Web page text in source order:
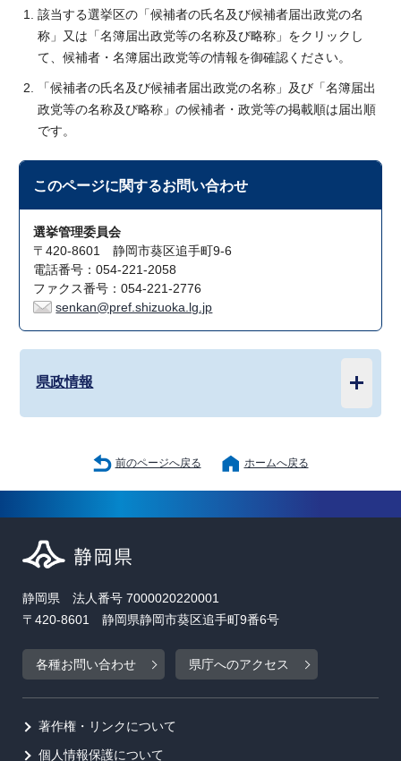
該当する選挙区の「候補者の氏名及び候補者届出政党の名
称」又は「名簿届出政党等の名称及び略称」をクリックし
て、候補者・名簿届出政党等の情報を御確認ください。
「候補者の氏名及び候補者届出政党の名称」及び「名簿届出
政党等の名称及び略称」の候補者・政党等の掲載順は届出順
です。
このページに関するお問い合わせ
選挙管理委員会
〒420-8601 静岡市葵区追手町9-6
電話番号：054-221-2058
ファクス番号：054-221-2776
senkan@pref.shizuoka.lg.jp
県政情報
前のページへ戻る ホームへ戻る
静岡県 法人番号 7000020220001
〒420-8601 静岡県静岡市葵区追手町9番6号
各種お問い合わせ 県庁へのアクセス
著作権・リンクについて
個人情報保護について